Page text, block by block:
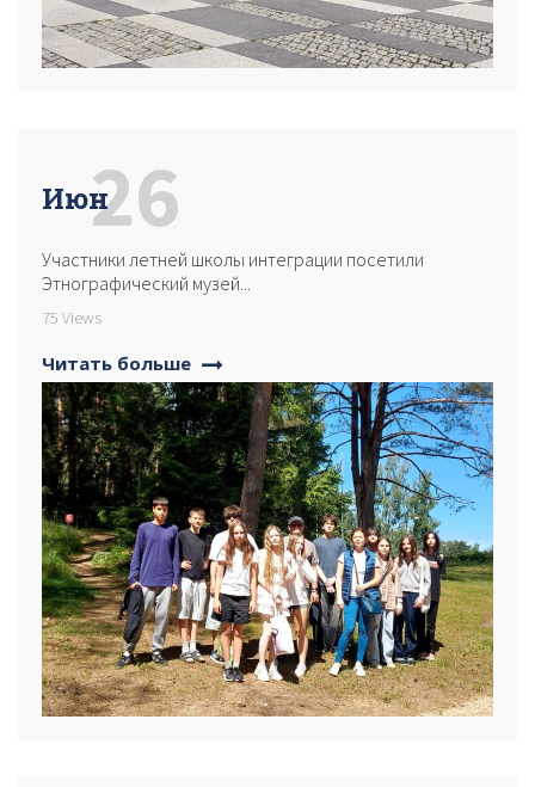
Июн
Участники летней школы интеграции посетили
Этнографический музей...
75 Views
Читать больше
26